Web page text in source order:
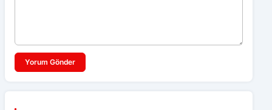
Video Haberler